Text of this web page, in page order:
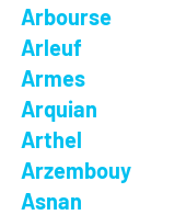
Arbourse
Arleuf
Armes
Arquian
Arthel
Arzembouy
Asnan